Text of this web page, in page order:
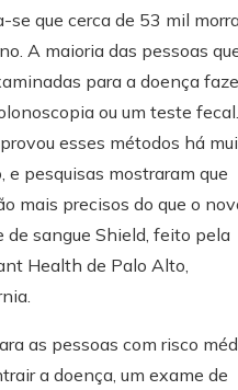
se que cerca de 53 mil
A maioria das pessoas
para a doença
ou um teste
esses métodos há
e pesquisas mostraram que
mais precisos do que o
de sangue Shield, feito pela
Health de Palo Alto,
as pessoas com risco
a doença, um exame de